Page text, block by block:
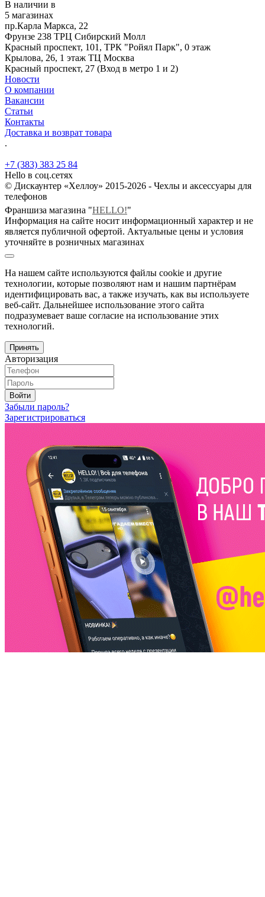
В наличии в
5 магазинах
пр.Карла Маркса, 22
Фрунзе 238 ТРЦ Сибирский Молл
Красный проспект, 101, ТРК "Ройял Парк", 0 этаж
Крылова, 26, 1 этаж ТЦ Москва
Красный проспект, 27 (Вход в метро 1 и 2)
Новости
О компании
Вакансии
Статьи
Контакты
Доставка и возврат товара
.
+7 (383) 383 25 84
Hello в соц.сетях
© Дискаунтер «Хеллоу» 2015-2026 - Чехлы и аксессуары для
телефонов
Франшиза магазина "HELLO!"
Информация на сайте носит информационный характер и не
является публичной офертой. Актуальные цены и условия
уточняйте в розничных магазинах
На нашем сайте используются файлы cookie и другие
технологии, которые позволяют нам и нашим партнёрам
идентифицировать вас, а также изучать, как вы используете
веб-сайт. Дальнейшее использование этого сайта
подразумевает ваше согласие на использование этих
технологий.
Принять
Авторизация
Войти
Забыли пароль?
Зарегистрироваться